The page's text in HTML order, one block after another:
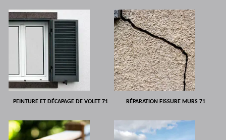
PEINTURE ET DÉCAPAGE DE VOLET 71 RÉPARATION FISSURE MURS 71